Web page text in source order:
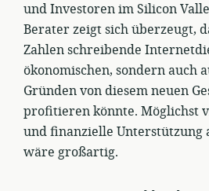
und Investoren im Silicon
Berater zeigt sich überzeugt,
Zahlen schreibende
ökonomischen, sondern auch
Gründen von diesem neuen
profitieren könnte. Möglichst
und finanzielle Unterstützung
wäre großartig.